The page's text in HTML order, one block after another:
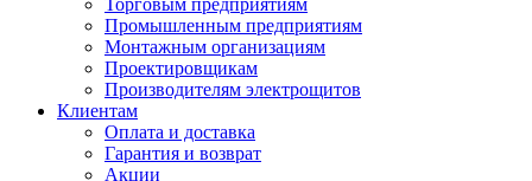
Торговым предприятиям
Промышленным предприятиям
Монтажным организациям
Проектировщикам
Производителям электрощитов
Клиентам
Оплата и доставка
Гарантия и возврат
Акции